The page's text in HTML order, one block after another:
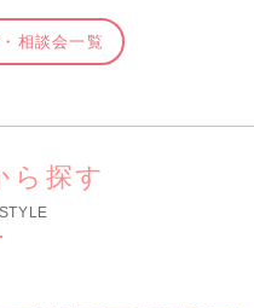
相談会一覧
ら探す